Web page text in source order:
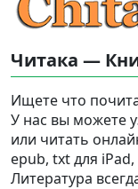
Читака —
Ищете что
У нас вы можете
или читать
epub, txt для
Литература